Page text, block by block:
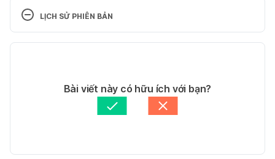
Liar. http://www.webmd.com/balance/features/10-
ways-catch-liar#2. Ngày truy cập 19/09/201
relationships/10-sure-signs-youre-being-deceived-
376410/. Ngày truy cập 19/09/201
LỊCH SỬ PHIÊN BẢN
Tác giả: Tố Quyên
Tham vấn y khoa: Bác sĩ Nguyễn Thường Hanh
Trương Phương Đài
Bài viết này có hữu ích với bạn?